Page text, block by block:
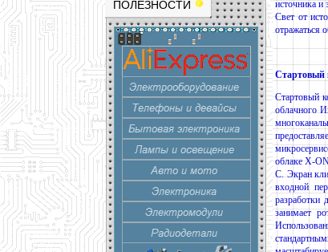
ПОЛЕЗНОСТИ
источника и
Свет от
отражаться
Стартовый
Стартовый
облачного
облаке X-
C. Экран
входной
разработки
занимает